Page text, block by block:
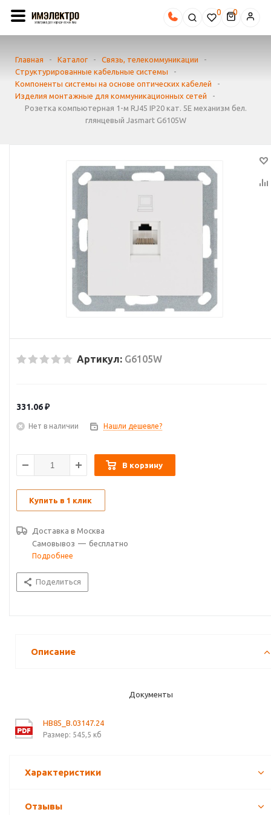
0
Главная - Каталог - Связь, телекоммуникации
-
Структурированные кабельные системы
-
Компоненты системы на основе оптических кабелей
-
Изделия монтажные для коммуникационных сетей
-
Розетка компьютерная 1-м RJ45 IP20 кат. 5E механизм бел.
глянцевый Jasmart G6105W
Артикул: G6105W
331.06₽
Нет в наличии Нашли дешевле?
В корзину
Купить в 1 клик
Доставка в Москва
Самовывоз — бесплатно
Подробнее
Поделиться
Описание
Документы
HB85_B.03147.24
Размер: 545,5 кб
Характеристики
Отзывы